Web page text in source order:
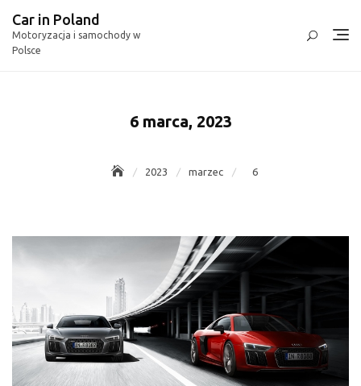
content
Car in Poland
Motoryzacja i samochody w
Polsce
6 marca, 2023
2023 marzec 6